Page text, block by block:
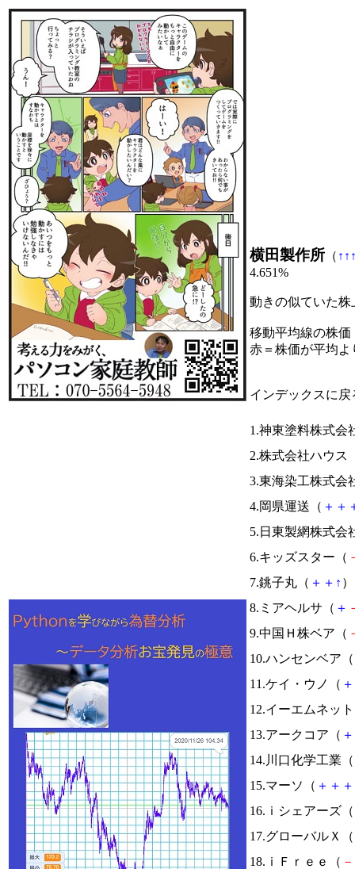
横田製作所 （ ↑ ↑
4.651%
動きの似ていた
移動平均線の株価
赤＝株価が平均
インデックスに戻
1.神東塗料株式会
2.株式会社ハウス
3.東海染工株式会
4.岡県運送（ ＋ ＋
5.日東製網株式会
6.キッズスター（
7.銚子丸（ ＋ ＋ ↑
8.ミアヘルサ（ ＋
9.中国Ｈ株ベア（
10.ハンセンベア（
11.ケイ・ウノ（ ＋
12.イーエムネッ
13.アークコア（ ＋
14.川口化学工業（
15.マーソ（ ＋ ＋ ＋
16.ｉシェアーズ（
17.グローバルＸ（
18.ｉＦｒｅｅ（ －